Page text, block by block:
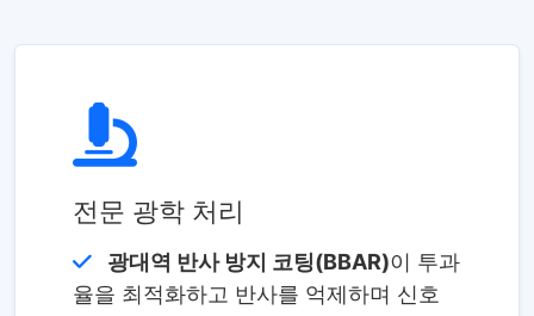
전문 광학 처리
광대역 반사 방지 코팅(BBAR)이 투과
율을 최적화하고 반사를 억제하며 신호